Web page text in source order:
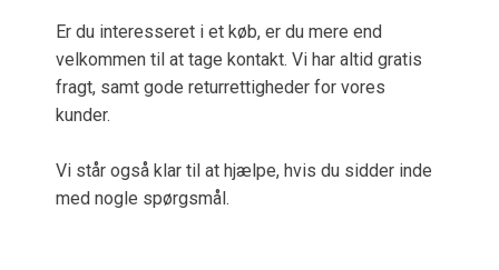
Er du interesseret i et køb, er du mere end
velkommen til at tage kontakt. Vi har altid gratis
fragt, samt gode returrettigheder for vores
kunder.
Vi står også klar til at hjælpe, hvis du sidder inde
med nogle spørgsmål.